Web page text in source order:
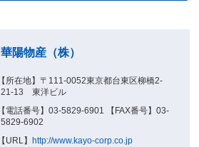
華陽物産（株）
【所在地】〒111-0052東京都台東区柳橋2-
21-13 東洋ビル
【電話番号】03-5829-6901 【FAX番号】03-
5829-6902
【URL】
http://www.kayo-corp.co.jp